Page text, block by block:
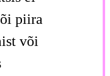
piira
või